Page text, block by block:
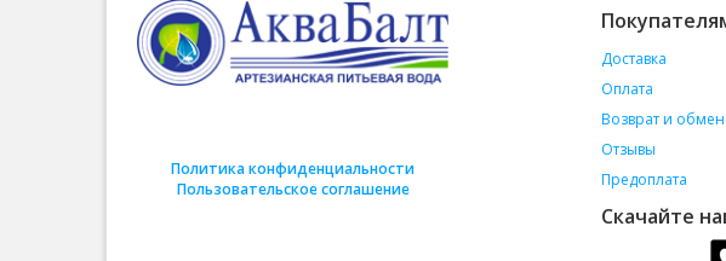
Политика конфиденциальности
Пользовательское соглашение
Доставка
Оплата
Возврат и обмен
Отзывы
Предоплата
Скачайте